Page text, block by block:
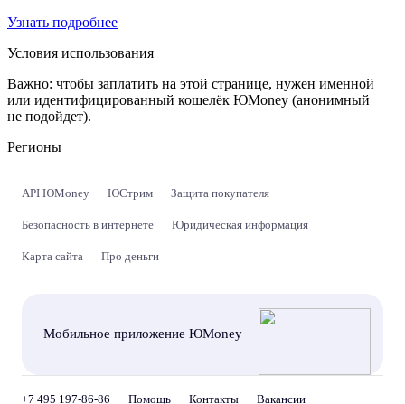
Узнать подробнее
Условия использования
Важно: чтобы заплатить на этой странице, нужен именной
или идентифицированный кошелёк ЮMoney (анонимный
не подойдет).
Регионы
API ЮMoney ЮСтрим Защита покупателя
Безопасность в интернете Юридическая информация
Карта сайта Про деньги
Мобильное приложение ЮMoney
+7 495 197-86-86 Помощь Контакты Вакансии